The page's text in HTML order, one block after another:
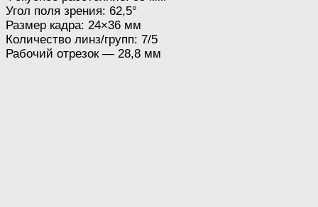
Угол поля зрения: 62,5°
Размер кадра: 24×36 мм
Количество линз/групп: 7/5
Рабочий отрезок — 28,8 мм